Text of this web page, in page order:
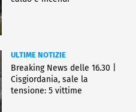
ULTIME NOTIZIE
Breaking News delle 16.30 |
Cisgiordania, sale la
tensione: 5 vittime